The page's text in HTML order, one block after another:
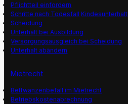
Pflichtteil einfordern
Schritte nach Todesfall Kindesunterhalt
Scheidung
Unterhalt bei Ausbildung
Versorgungsausgleich bei Scheidung
Unterhalt abändern
Mietrecht
Bettwanzenbefall im Mietrecht
Betriebskostenabrechnung